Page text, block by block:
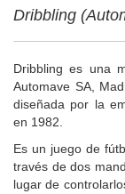
Dribbling
Dribbling es una
Automave SA,
diseñada por la
en 1982.
Es un juego de
través de dos
lugar de